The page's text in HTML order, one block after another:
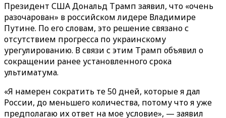
Президент США Дональд Трамп заявил, что «очень
разочарован» в российском лидере Владимире
Путине. По его словам, это решение связано с
отсутствием прогресса по украинскому
урегулированию. В связи с этим Трамп объявил о
сокращении ранее установленного срока
ультиматума.
«Я намерен сократить те 50 дней, которые я дал
России, до меньшего количества, потому что я уже
предполагаю их ответ на мое условие», — заявил